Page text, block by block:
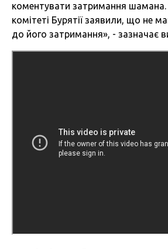
коментувати затримання
комітеті Бурятії заявили, що не
до його затримання», - зазначає